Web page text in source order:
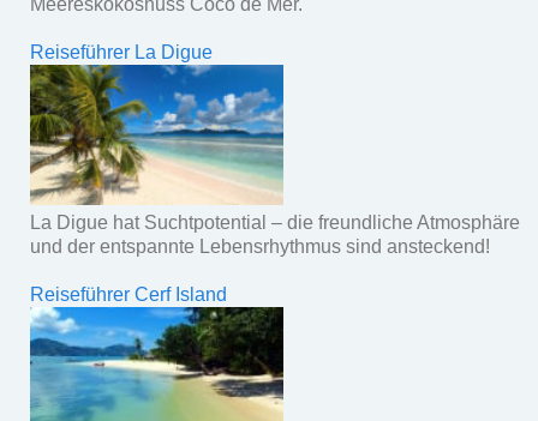
Reiseführer La Digue
La Digue hat Suchtpotential – die freundliche Atmosphäre
und der entspannte Lebensrhythmus sind ansteckend!
Reiseführer Cerf Island